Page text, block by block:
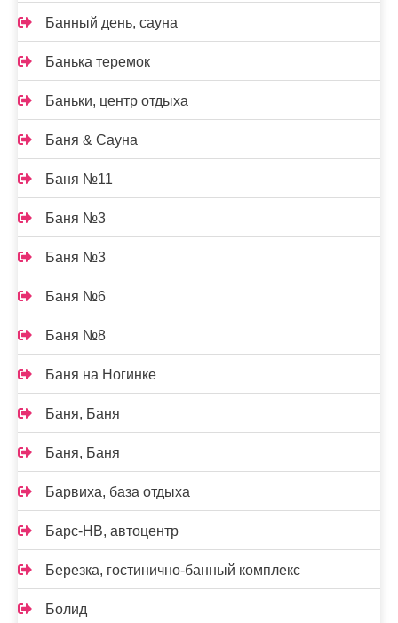
Банный день, сауна
Банька теремок
Баньки, центр отдыха
Баня & Сауна
Баня №11
Баня №3
Баня №3
Баня №6
Баня №8
Баня на Ногинке
Баня, Баня
Баня, Баня
Барвиха, база отдыха
Барс-НВ, автоцентр
Березка, гостинично-банный комплекс
Болид